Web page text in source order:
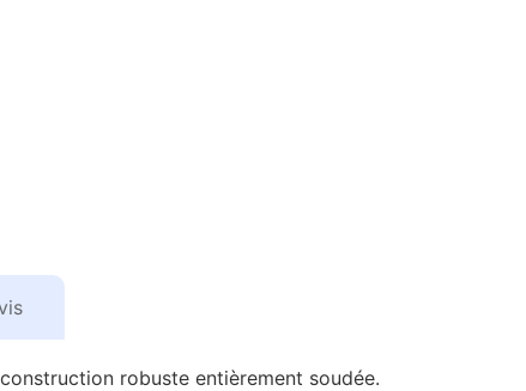
robuste entièrement soudée.